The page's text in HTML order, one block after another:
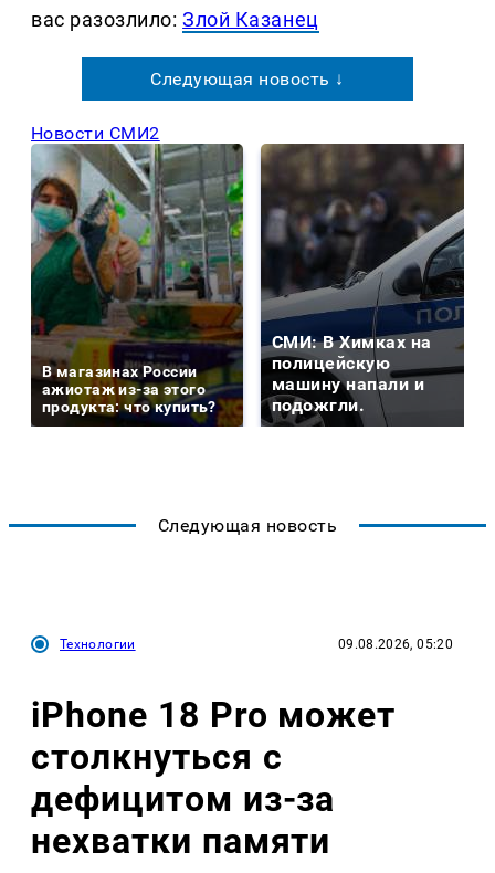
вас разозлило:Злой Казанец
Следующая новость ↓
Новости СМИ2
В магазинах России
ажиотаж из-за этого
продукта: что купить?
СМИ: В Химках на
полицейскую
машину напали и
подожгли.
Следующая новость
Технологии 09.08.2026, 05:20
iPhone 18 Pro может
столкнуться с
дефицитом из-за
нехватки памяти